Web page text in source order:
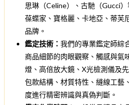
思琳（Celine）、古馳（Gucci
葆蝶家、寶格麗、卡地亞、蒂芙
品牌。
鑑定技術： 我們的專業鑑定師綜
商品細節的肉眼觀察、觸感與氣
燈、高倍放大鏡、X光檢測儀及
包款結構、材質特性、縫線工藝
度進行精密辨識與真偽判斷。